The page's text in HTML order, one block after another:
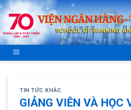
Skip
content
TIN TỨC KHÁC
GIẢNG VIÊN VÀ HỌC